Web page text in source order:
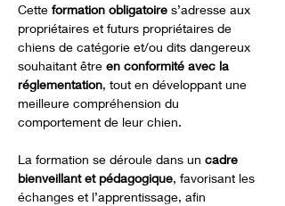
Cette formation obligatoire s’adresse aux
propriétaires et futurs propriétaires de
chiens de catégorie et/ou dits dangereux
souhaitant être en conformité avec la
réglementation, tout en développant une
meilleure compréhension du
comportement de leur chien.
La formation se déroule dans un cadre
bienveillant et pédagogique, favorisant les
échanges et l’apprentissage, afin